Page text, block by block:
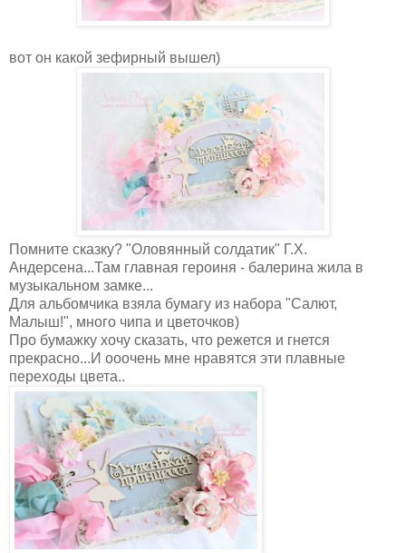
вот он какой зефирный вышел)
Помните сказку? "Оловянный солдатик" Г.Х.
Андерсена...Там главная героиня - балерина жила в
музыкальном замке...
Для альбомчика взяла бумагу из набора "Салют,
Малыш!", много чипа и цветочков)
Про бумажку хочу сказать, что режется и гнется
прекрасно...И ооочень мне нравятся эти плавные
переходы цвета..